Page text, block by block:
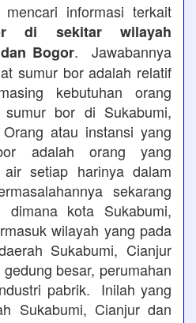
informasi terkait
di sekitar wilayah
Bogor. Jawabannya
sumur bor adalah relatif
kebutuhan orang
bor di Sukabumi,
atau instansi yang
adalah orang yang
air setiap harinya dalam
sekarang
kota Sukabumi,
wilayah yang pada
Sukabumi, Cianjur
besar, perumahan
pabrik. Inilah yang
Sukabumi, Cianjur dan